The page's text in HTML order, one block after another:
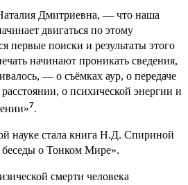
Дмитриевна, — что наша
двигаться по этому
первые поиски и результаты этого
начинают проникать сведения,
— о съёмках аур, о передаче
о психической энергии и
7.
науке стала книга Н.Д. Спириной
о Тонком Мире».
смерти человека